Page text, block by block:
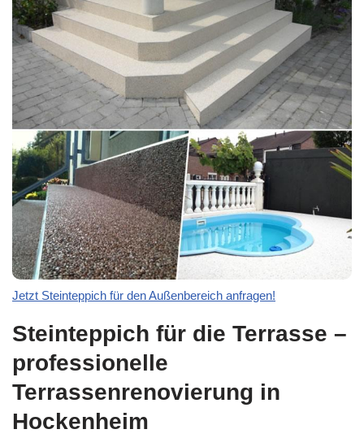
Jetzt Steinteppich für den Außenbereich anfragen!
Steinteppich für die Terrasse –
professionelle
Terrassenrenovierung in
Hockenheim